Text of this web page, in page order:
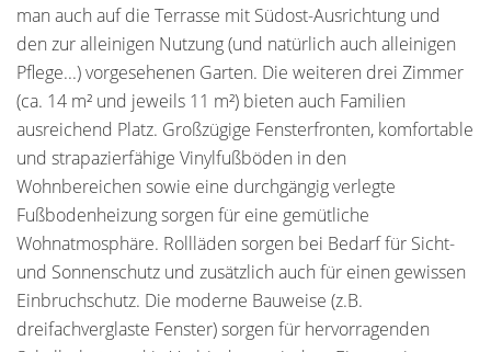
man auch auf die Terrasse mit Südost-Ausrichtung und
den zur alleinigen Nutzung (und natürlich auch alleinigen
Pflege...) vorgesehenen Garten. Die weiteren drei Zimmer
(ca. 14 m² und jeweils 11 m²) bieten auch Familien
ausreichend Platz. Großzügige Fensterfronten, komfortable
und strapazierfähige Vinylfußböden in den
Wohnbereichen sowie eine durchgängig verlegte
Fußbodenheizung sorgen für eine gemütliche
Wohnatmosphäre. Rollläden sorgen bei Bedarf für Sicht-
und Sonnenschutz und zusätzlich auch für einen gewissen
Einbruchschutz. Die moderne Bauweise (z.B.
dreifachverglaste Fenster) sorgen für hervorragenden